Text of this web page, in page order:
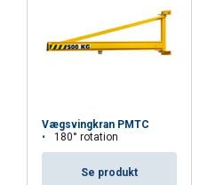
Vægsvingkran PMTC
180° rotation
Se produkt